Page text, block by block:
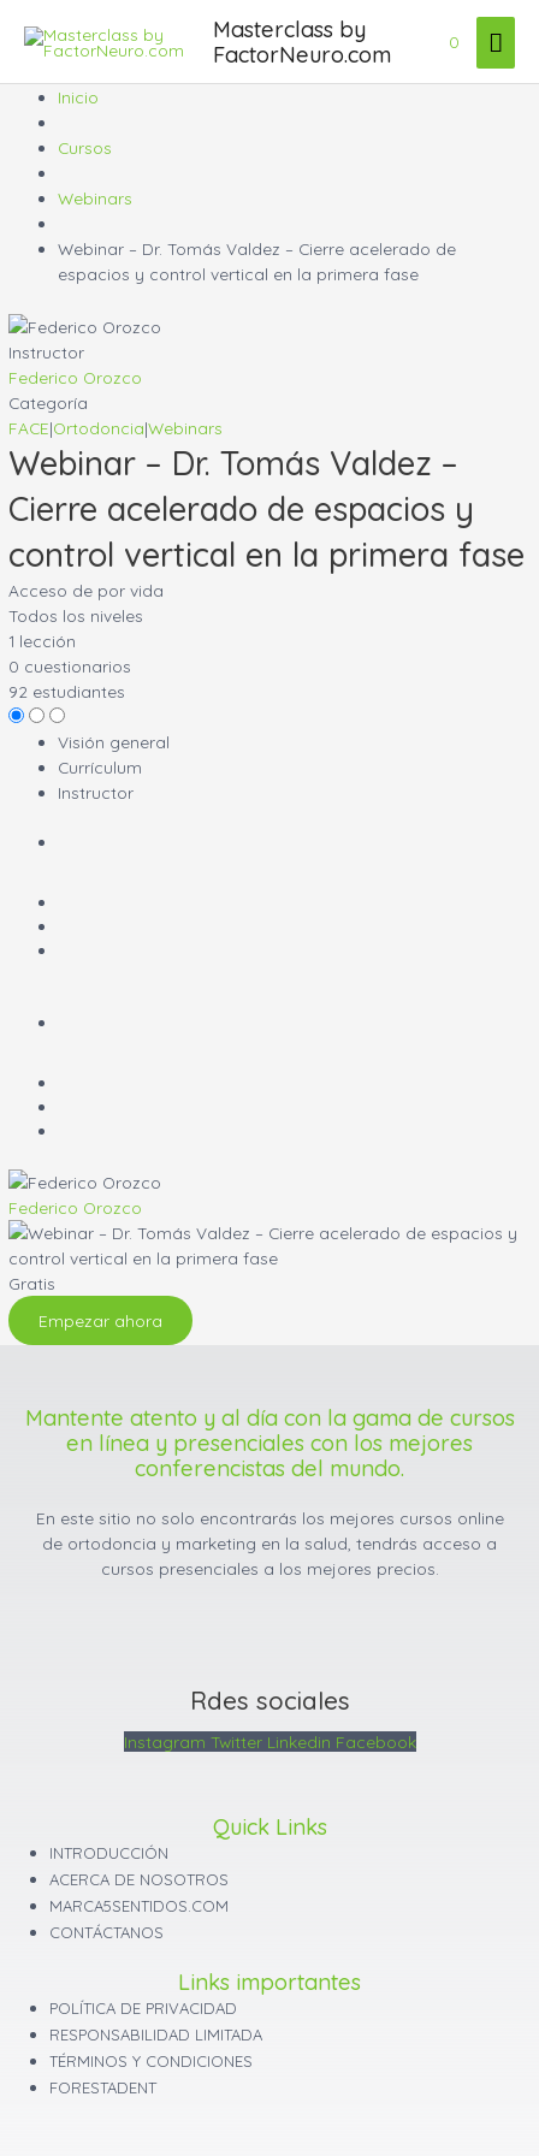
contenido
Masterclass by
FactorNeuro.com
0
Inicio
Cursos
Webinars
Webinar – Dr. Tomás Valdez – Cierre acelerado de
espacios y control vertical en la primera fase
Instructor
Federico Orozco
Categoría
FACE|Ortodoncia|Webinars
Webinar – Dr. Tomás Valdez –
Cierre acelerado de espacios y
control vertical en la primera fase
Acceso de por vida
Todos los niveles
1 lección
0 cuestionarios
92 estudiantes
Visión general
Currículum
Instructor
Federico Orozco
Gratis
Empezar ahora
Mantente atento y al día con la gama de cursos
en línea y presenciales con los mejores
conferencistas del mundo.
En este sitio no solo encontrarás los mejores cursos online
de ortodoncia y marketing en la salud, tendrás acceso a
cursos presenciales a los mejores precios.
Rdes sociales
Instagram Twitter Linkedin Facebook
Quick Links
INTRODUCCIÓN
ACERCA DE NOSOTROS
MARCA5SENTIDOS.COM
CONTÁCTANOS
Links importantes
POLÍTICA DE PRIVACIDAD
RESPONSABILIDAD LIMITADA
TÉRMINOS Y CONDICIONES
FORESTADENT